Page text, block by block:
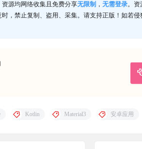
源均网络收集且免费分享无限制 ， 无需登录。资
，禁止复制、盗用、采集。请支持正版！如若
Kotlin Material3 安卓应用